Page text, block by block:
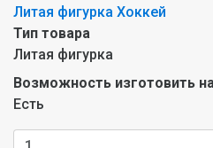
Литая фигурка Хоккей
Тип товара
Литая фигурка
Возможность изготовить
Есть